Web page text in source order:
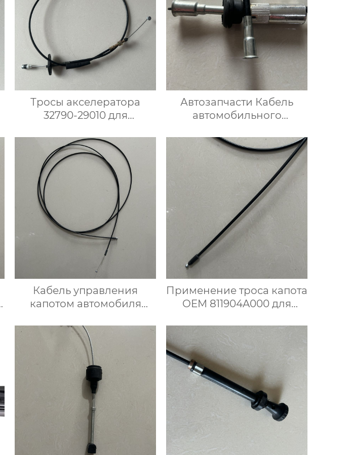
Тросы акселератора
32790-29010 для
Автозапчасти Кабель
автомобильного
Опель
Кабель управления
капотом автомобиля
Применение троса капота
OEM 811904A000 для